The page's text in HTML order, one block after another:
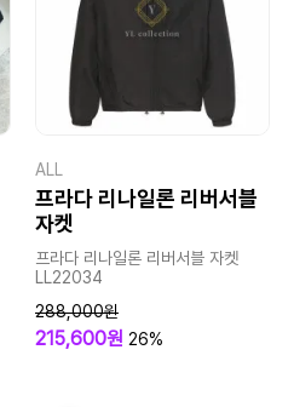
ALL
프라다 리나일론 리버서블
자켓
프라다 리나일론 리버서블 자켓
LL22034
288,000원
215,600원 26%